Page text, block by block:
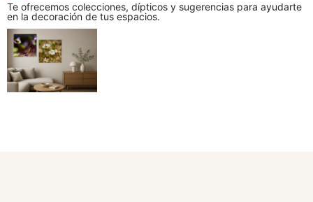
Te ofrecemos colecciones, dípticos y sugerencias para ayudarte
en la decoración de tus espacios.